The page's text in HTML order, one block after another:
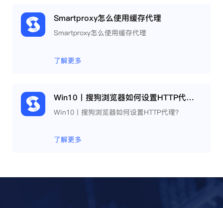
Smartproxy怎么使用缓存代理
Smartproxy怎么使用缓存代理
了解更多
Win10丨搜狗浏览器如何设置HTTP代理？
Win10丨搜狗浏览器如何设置HTTP代理？
了解更多